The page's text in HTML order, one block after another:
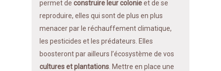
permet deconstruire leur colonieet de se
reproduire, elles qui sont de plus en plus
menacer par le réchauffement climatique,
les pesticides et les prédateurs. Elles
boosteront par ailleurs l’écosystème de vos
cultures et plantations . Mettre en place une